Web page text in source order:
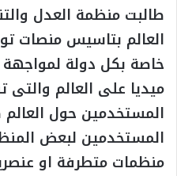
طالبت منظمة العدل
العالم بتاسيس منصات
خاصة بكل دولة
ميديا على العالم
المستخدمين حول العالم
المستخدمين لبعض
منظمات متطرفة او